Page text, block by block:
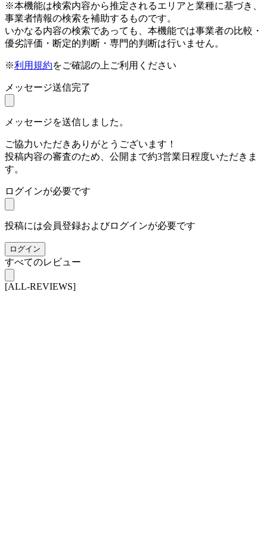
※本機能は検索内容から推定されるエリアと業種に基づき、
事業者情報の検索を補助するものです。
いかなる内容の検索であっても、本機能では事業者の比較・
優劣評価・断定的判断・専門的判断は行いません。
※利用規約をご確認の上ご利用ください
メッセージ送信完了
メッセージを送信しました。
ご協力いただきありがとうございます！
投稿内容の審査のため、公開まで約3営業日程度いただきま
す。
ログインが必要です
投稿には会員登録およびログインが必要です
ログイン
すべてのレビュー
[ALL-REVIEWS]